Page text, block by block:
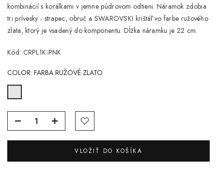
kombinácií s korálkami v jemne púdrovom odtieni. Náramok zdobia
tri prívesky - strapec, obruč a SWAROVSKI krištáľ vo farbe ružového
zlata, ktorý je vsadený do komponentu. Dĺžka náramku je 22 cm.
Kód: CRPL1K-PNK
COLOR: FARBA RUŽOVÉ ZLATO
VLOŽIŤ DO KOŠÍKA